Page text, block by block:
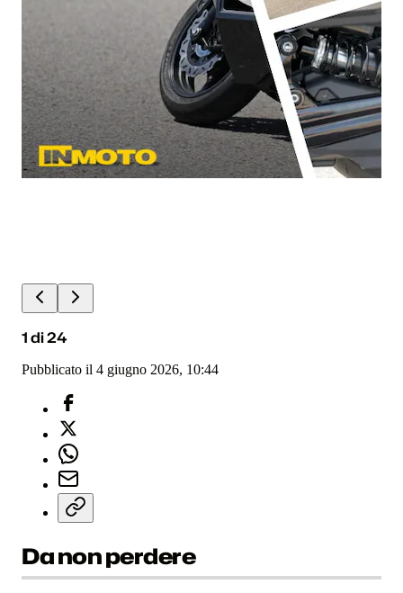
1di24
Pubblicato il 4 giugno 2026, 10:44
Da non perdere